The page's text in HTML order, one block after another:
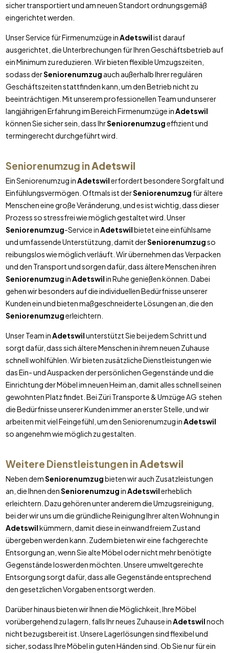
sicher transportiert und am neuen Standort ordnungsgemäß
eingerichtet werden.
Unser Service für Firmenumzüge inAdetswilist darauf
ausgerichtet, die Unterbrechungen für Ihren Geschäftsbetrieb auf
ein Minimum zu reduzieren. Wir bieten flexible Umzugszeiten,
sodass derSeniorenumzug auch außerhalb Ihrer regulären
Geschäftszeiten stattfinden kann, um den Betrieb nicht zu
beeinträchtigen. Mit unserem professionellen Team und unserer
langjährigen Erfahrung im Bereich Firmenumzüge inAdetswil
können Sie sicher sein, dass IhrSeniorenumzugeffizient und
termingerecht durchgeführt wird.
Seniorenumzug inAdetswil
Ein Seniorenumzug inAdetswilerfordert besondere Sorgfalt und
Einfühlungsvermögen. Oftmals ist derSeniorenumzug für ältere
Menschen eine große Veränderung, und es ist wichtig, dass dieser
Prozess so stressfrei wie möglich gestaltet wird. Unser
Seniorenumzug-Service inAdetswilbietet eine einfühlsame
und umfassende Unterstützung, damit derSeniorenumzugso
reibungslos wie möglich verläuft. Wir übernehmen das Verpacken
und den Transport und sorgen dafür, dass ältere Menschen ihren
SeniorenumzuginAdetswilin Ruhe genießen können. Dabei
gehen wir besonders auf die individuellen Bedürfnisse unserer
Kunden ein und bieten maßgeschneiderte Lösungen an, die den
Seniorenumzugerleichtern.
Unser Team inAdetswilunterstützt Sie bei jedem Schritt und
sorgt dafür, dass sich ältere Menschen in ihrem neuen Zuhause
schnell wohlfühlen. Wir bieten zusätzliche Dienstleistungen wie
das Ein- und Auspacken der persönlichen Gegenstände und die
Einrichtung der Möbel im neuen Heim an, damit alles schnell seinen
gewohnten Platz findet. Bei Züri Transporte & Umzüge AG stehen
die Bedürfnisse unserer Kunden immer an erster Stelle, und wir
arbeiten mit viel Feingefühl, um den Seniorenumzug inAdetswil
so angenehm wie möglich zu gestalten.
Weitere Dienstleistungen inAdetswil
Neben demSeniorenumzugbieten wir auch Zusatzleistungen
an, die Ihnen denSeniorenumzuginAdetswilerheblich
erleichtern. Dazu gehören unter anderem die Umzugsreinigung,
bei der wir uns um die gründliche Reinigung Ihrer alten Wohnung in
Adetswilkümmern, damit diese in einwandfreiem Zustand
übergeben werden kann. Zudem bieten wir eine fachgerechte
Entsorgung an, wenn Sie alte Möbel oder nicht mehr benötigte
Gegenstände loswerden möchten. Unsere umweltgerechte
Entsorgung sorgt dafür, dass alle Gegenstände entsprechend
den gesetzlichen Vorgaben entsorgt werden.
Darüber hinaus bieten wir Ihnen die Möglichkeit, Ihre Möbel
vorübergehend zu lagern, falls Ihr neues Zuhause inAdetswilnoch
nicht bezugsbereit ist. Unsere Lagerlösungen sind flexibel und
sicher, sodass Ihre Möbel in guten Händen sind. Ob Sie nur für ein